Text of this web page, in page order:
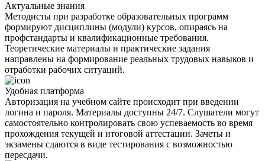
Актуальные знания
Методисты при разработке образовательных программ
формируют дисциплины (модули) курсов, опираясь на
профстандарты и квалификационные требования.
Теоретические материалы и практические задания
направлены на формирование реальных трудовых навыков и
отработки рабочих ситуаций.
Удобная платформа
Авторизация на учебном сайте происходит при введении
логина и пароля. Материалы доступны 24/7. Слушатели могут
самостоятельно контролировать свою успеваемость во время
прохождения текущей и итоговой аттестации. Зачеты и
экзамены сдаются в виде тестирования с возможностью
пересдачи.